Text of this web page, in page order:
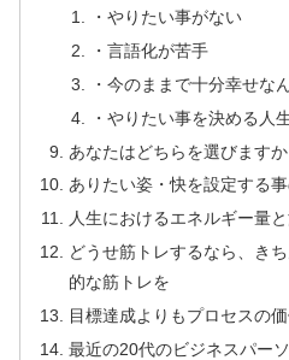
・やりたい事がない
・言語化が苦手
・今のままで十分幸せな
・やりたい事を決める人
あなたはどちらを選びますか
ありたい姿・快を設定する
人生におけるエネルギー量
どうせ筋トレするなら、き
的な筋トレを
目標達成よりもプロセスの
最近の20代のビジネスパー